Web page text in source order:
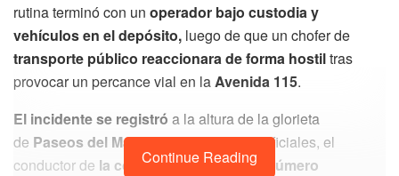
rutina terminó con un operador bajo custodia y
vehículos en el depósito, luego de que un chofer de
transporte público reaccionara de forma hostiltras
provocar un percance vial en laAvenida 115.
El incidente se registró a la altura de la glorieta
de Paseos del Mayab. Según reportes oficiales, el
conductor de la combi marcada con el
número
Continue Reading